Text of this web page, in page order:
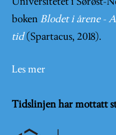
boken Blodet i årene -
tid (Spartacus, 2018).
Les mer
Tidslinjen har mottatt